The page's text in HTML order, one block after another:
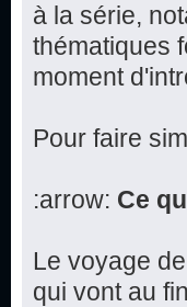
à la série,
thématiques
moment
Pour faire
:arrow: Ce
Le voyage
qui vont au